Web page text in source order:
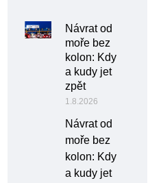
Návrat od
moře bez
kolon: Kdy
a kudy jet
zpět
1.8.2026
Návrat od
moře bez
kolon: Kdy
a kudy jet